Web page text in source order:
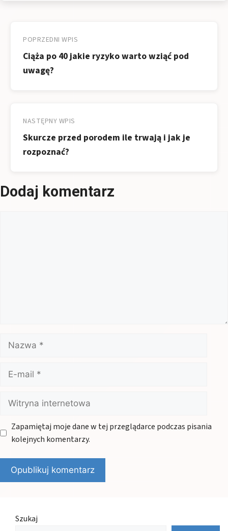
wpisu
POPRZEDNI WPIS
Ciąża po 40 jakie ryzyko warto wziąć pod
uwagę?
NASTĘPNY WPIS
Skurcze przed porodem ile trwają i jak je
rozpoznać?
Dodaj komentarz
Nazwa
mail
Witryna
internetowa
Zapamiętaj moje dane w tej przeglądarce podczas pisania
kolejnych komentarzy.
Szukaj